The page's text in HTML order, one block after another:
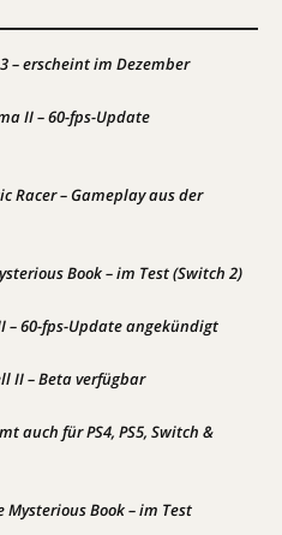
– erscheint im Dezember
II – 60-fps-Update
Racer – Gameplay aus der
Book – im Test (Switch 2)
– 60-fps-Update angekündigt
II – Beta verfügbar
auch für PS4, PS5, Switch &
Mysterious Book – im Test